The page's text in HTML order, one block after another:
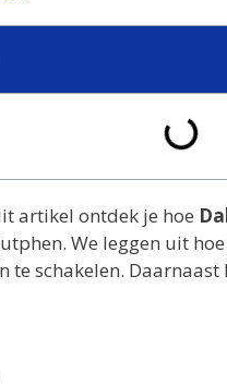
artikel ontdek je hoe
We leggen uit
schakelen.